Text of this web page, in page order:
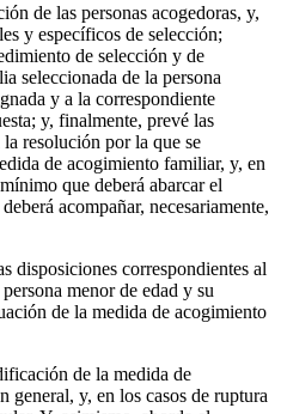
de las personas acogedoras, y,
y específicos de selección;
de selección y de
seleccionada de la persona
y a la correspondiente
y, finalmente, prevé las
resolución por la que se
de acogimiento familiar, y, en
que deberá abarcar el
acompañar, necesariamente,
disposiciones correspondientes al
menor de edad y su
de la medida de acogimiento
de la medida de
general, y, en los casos de ruptura